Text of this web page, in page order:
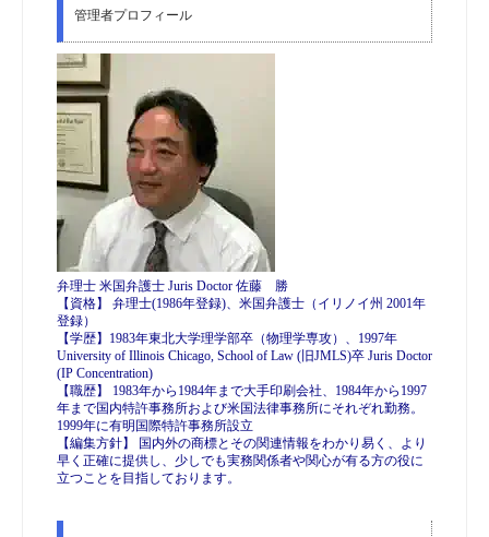
管理者プロフィール
弁理士 米国弁護士 Juris Doctor 佐藤 勝
【資格】 弁理士(1986年登録)、米国弁護士（イリノイ州 2001年
登録）
【学歴】1983年東北大学理学部卒（物理学専攻）、1997年
University of Illinois Chicago, School of Law (旧JMLS)卒 Juris Doctor
(IP Concentration)
【職歴】 1983年から1984年まで大手印刷会社、1984年から1997
年まで国内特許事務所および米国法律事務所にそれぞれ勤務。
1999年に有明国際特許事務所設立
【編集方針】 国内外の商標とその関連情報をわかり易く、より
早く正確に提供し、少しでも実務関係者や関心が有る方の役に
立つことを目指しております。